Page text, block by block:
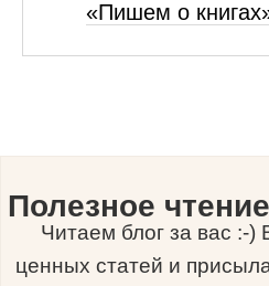
«Пишем о
Полезное
Читаем блог за вас :-
ценных статей и